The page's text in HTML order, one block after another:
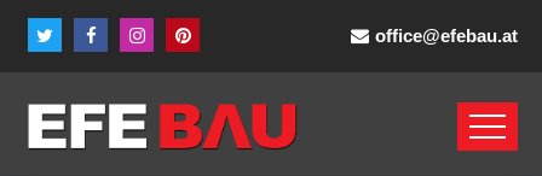
office@efebau.at